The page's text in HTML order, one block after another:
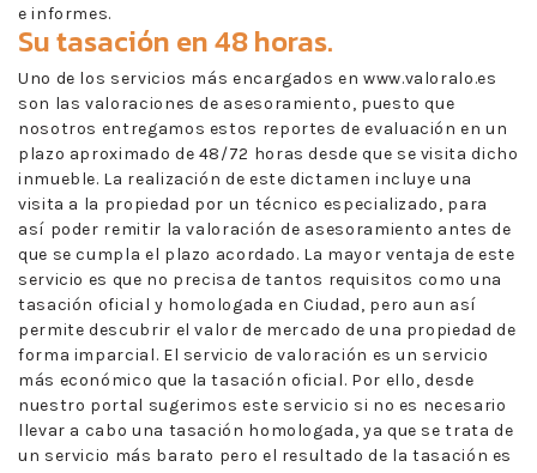
e informes.
Su tasación en 48 horas.
Uno de los servicios más encargados en www.valoralo.es
son las valoraciones de asesoramiento, puesto que
nosotros entregamos estos reportes de evaluación en un
plazo aproximado de 48/72 horas desde que se visita dicho
inmueble. La realización de este dictamen incluye una
visita a la propiedad por un técnico especializado, para
así poder remitir la valoración de asesoramiento antes de
que se cumpla el plazo acordado. La mayor ventaja de este
servicio es que no precisa de tantos requisitos como una
tasación oficial y homologada en Ciudad, pero aun así
permite descubrir el valor de mercado de una propiedad de
forma imparcial. El servicio de valoración es un servicio
más económico que la tasación oficial. Por ello, desde
nuestro portal sugerimos este servicio si no es necesario
llevar a cabo una tasación homologada, ya que se trata de
un servicio más barato pero el resultado de la tasación es